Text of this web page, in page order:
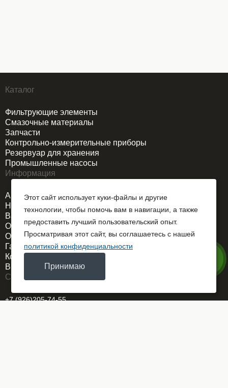
Каталог
Фильтрующие элементы
Смазочные материалы
Запчасти
Контрольно-измерительные приборы
Резервуар для хранения
Промышленные насосы
Информация
Акции
Новости
Вакансии
О компании
Оплата и доставка
Гарантия
Контакты
Выездной сервис
Связаться
+7 (926)205-74-55
Этот сайт использует куки-файлы и другие
технологии, чтобы помочь вам в навигации, а также
предоставить лучший пользовательский опыт.
Просматривая этот сайт, вы соглашаетесь с нашей
политикой конфиденциальности
Принимаю